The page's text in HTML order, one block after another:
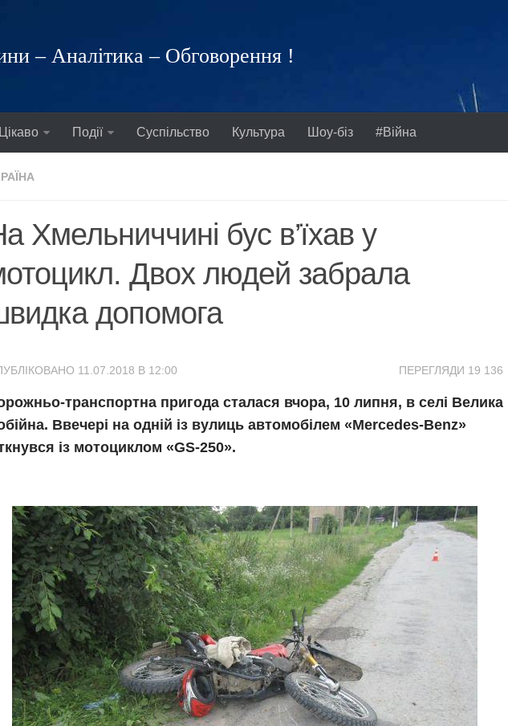
– Аналітика – Обговорення !
Цікаво Події Суспільство Культура Шоу-біз #Війна
Хмельниччині бус в’їхав у
Двох людей забрала
допомога
ПЕРЕГЛЯДИ 19 136
11.07.2018 В 12:00
транспортна пригода сталася вчора, 10 липня, в селі Велика
Ввечері на одній із вулиць автомобілем «Mercedes-Benz»
із мотоциклом «GS-250».